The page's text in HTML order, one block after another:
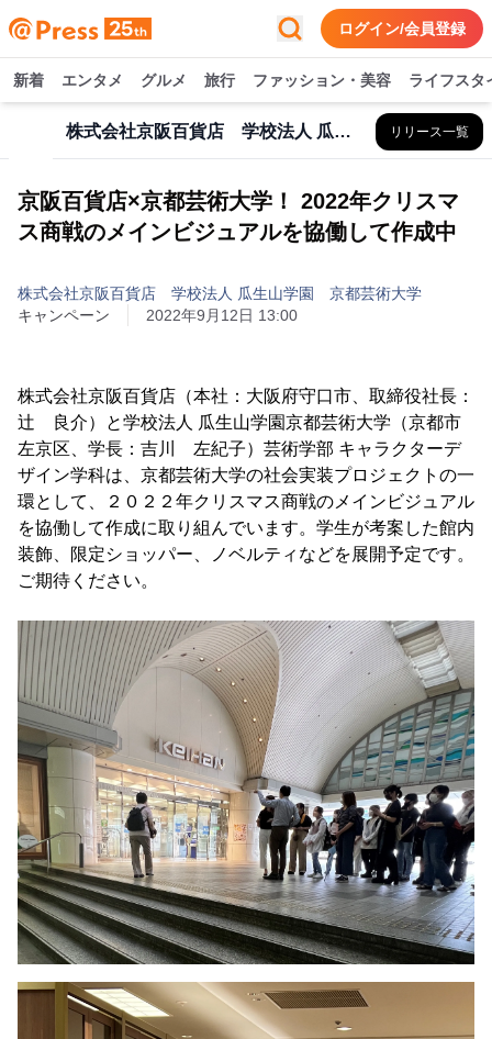
ログイン/会員登録
新着 エンタメ グルメ 旅行 ファッション・美容 ライフスタ
株式会社京阪百貨店 学校法人 瓜生山学園 京都芸術大学 リリース一覧
京阪百貨店×京都芸術大学！ 2022年クリスマ
ス商戦のメインビジュアルを協働して作成中
株式会社京阪百貨店 学校法人 瓜生山学園 京都芸術大学
キャンペーン
2022年9月12日 13:00
株式会社京阪百貨店（本社：大阪府守口市、取締役社長：
辻 良介）と学校法人 瓜生山学園京都芸術大学（京都市
左京区、学長：吉川 左紀子）芸術学部 キャラクターデ
ザイン学科は、京都芸術大学の社会実装プロジェクトの一
環として、２０２２年クリスマス商戦のメインビジュアル
を協働して作成に取り組んでいます。学生が考案した館内
装飾、限定ショッパー、ノベルティなどを展開予定です。
ご期待ください。